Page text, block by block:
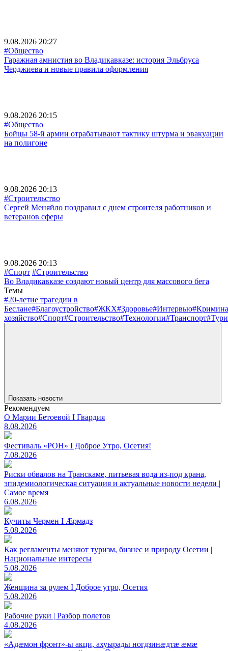
9.08.2026 20:27
#Общество
Гаражная амнистия во Владикавказе: история Эльбруса
Черджиева и новые правила оформления
9.08.2026 20:15
#Общество
Бойцы 58-й армии отрабатывают тактику штурма и эвакуации
на полигоне
9.08.2026 20:13
#Строительство
Сергей Меняйло поздравил с днем строителя работников и
ветеранов сферы
9.08.2026 20:13
#Спорт #Строительство
Во Владикавказе создают новый центр для массового бега
Темы
#20-летие трагедии в
Беслане#Благоустройство#ЖКХ#Здоровье#Интервью
хозяйство#Спорт#Строительство#Технологии#Транспорт
Показать новости
Рекомендуем
О Марии Бетоевой I Гвардия
8.08.2026
Фестиваль «РОН» I Доброе Утро, Осетия!
7.08.2026
Риски обвалов на Транскаме, питьевая вода из-под крана,
эпидемиологическая ситуация и актуальные новости недели |
Самое время
6.08.2026
Кучиты Чермен I Æрмадз
5.08.2026
Как регламенты меняют туризм, бизнес и природу Осетии |
Национальные интересы
5.08.2026
Женщина за рулем I Доброе утро, Осетия
5.08.2026
Рабочие руки | Разбор полетов
4.08.2026
«Адæмон фронт»-ы акци, ахуырады ногдзинæдтæ æмæ